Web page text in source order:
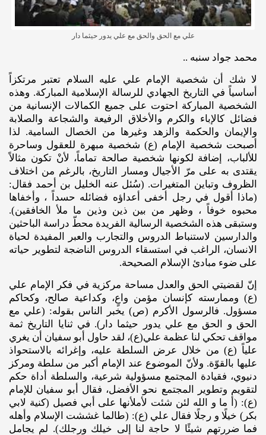
علي مع الحق والحق مع علي يدور حيثما دار
محمد جواد سنبه ..
لا شك أن شخصية الإمام علي عليه السلام تعتبر مرتكزاً
أساسياً في التاريخ الجهادي للرسالة الإسلامية المباركة. وهذه
الشخصية المباركة احتوت على جميع الكمالات الإنسانية من
فضائل كالإباء والكرم والأخلاق الرفيعة والشجاعة والصلابة
والإيمان والحكمة والزهد وغيرها من الخصال السامية. لذا
أصبحت شخصية الإمام (ع) شخصية مبهرة للعقول وساحرة
للألباب، إضافة لكونها شخصية صالحة تماماً، لأنْ تكون مثالاً
يقتدى به على مرّ الأجيال ومسار التاريخ، بالرغم من اختلاف
الظروف وتباين المتغيرات. (سُئل عنه الخليل بن أحمد فقال:
(ماذا أقول في رجل أخفى أعداؤه فضائله حسداً ، وأخفاها
محبوه خوفاً ، وظهر من بين ذين وذين ما ملأ الخافقين).
وستبقى هذه الشخصية الرسالية الفريدة محطّ دراسة الباحثين
والدارسين لاستنباط الدروس والتجارب والعبر المفيدة لحياة
الانسان، الراغب في استسقاء الدروس الناضجة لتطوير حياته
على ضوء مبادئ الإسلام الصحيحة.
إنّ لقضيتي الحق والعدل مساحة مركزية في فكر الإمام علي
(ع) وممارسته كإنسان مؤمن واعٍ، وكداعية صالح، وكحاكم
مسؤول. فالرسول الأكرم (ص) يخبر الناس بقوله: (علي مع
الحق و الحق مع علي يدور حيثما دار). في ثنايا التاريخ ثمة
مواقف تحكي لنا عظمة علي(ع)، لقد حاول أبو سفيان أن يغري
علياً (ع) من خلال عرض السلطة عليه، وإغرائه بالاستحواذ
عليها بالقوّة. ولأنّ الموضوع عند الإمام أكبر من سلطة ومركز
دنيوي، فقيادة المجتمع مسؤولية شرعية، والسلطة أداة حكم
لتقويم وتطوير المجتمع نحو الأفضل، فقال أبو سفيان للإمام
(ع): (أ ما و الله لئن شئت لأملأنها على أبي فصيل (كنية لابي
بكر) خيلًا و رجلًا فقال علي (ع): (طالما غششت الإسلام وأهله
فما ضررتهم شيئًا لا حاجة لنا إلى خيلك ورجلك). لم يجامل